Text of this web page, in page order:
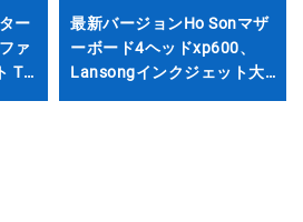
ー
ァ
T
最新バージョンHo Sonマザ
ーボード4ヘッドxp600、
Lansongインクジェット大